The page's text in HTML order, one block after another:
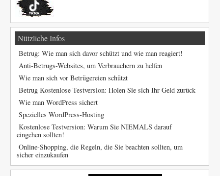
Nützliche Infos
Betrug: Wie man sich davor schützt und wie man reagiert!
Anti-Betrugs-Websites, um Verbrauchern zu helfen
Wie man sich vor Betrügereien schützt
Betrug Kostenlose Testversion: Holen Sie sich Ihr Geld zurück
Wie man WordPress sichert
Spezielles WordPress-Hosting
Kostenlose Testversion: Warum Sie NIEMALS darauf
eingehen sollten!
Online-Shopping, die Regeln, die Sie beachten sollten, um
sicher einzukaufen